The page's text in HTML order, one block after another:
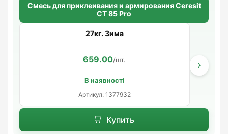
Смесь для приклеивания и армирования Ceresit
СТ 85 Pro
27кг. Зима
659.00/шт.
В наявності
Артикул: 1377932
›
Купить